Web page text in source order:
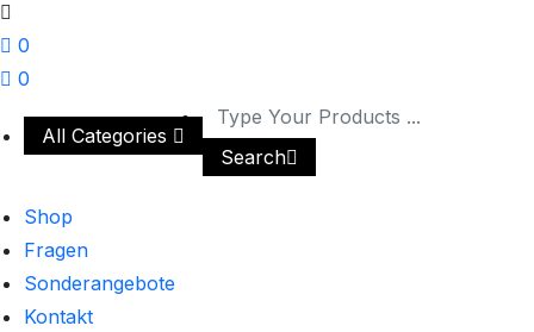
0
0
All Categories
Search
Shop
Fragen
Sonderangebote
Kontakt